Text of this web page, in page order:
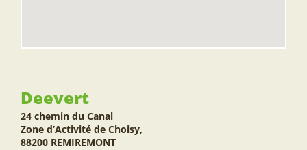
Deevert
24 chemin du Canal
Zone d’Activité de Choisy,
88200 REMIREMONT